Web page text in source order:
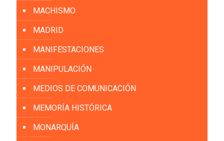
MACHISMO
MADRID
MANIFESTACIONES
MANIPULACIÓN
MEDIOS DE COMUNICACIÓN
MEMORÍA HISTÓRICA
MONARQUÍA